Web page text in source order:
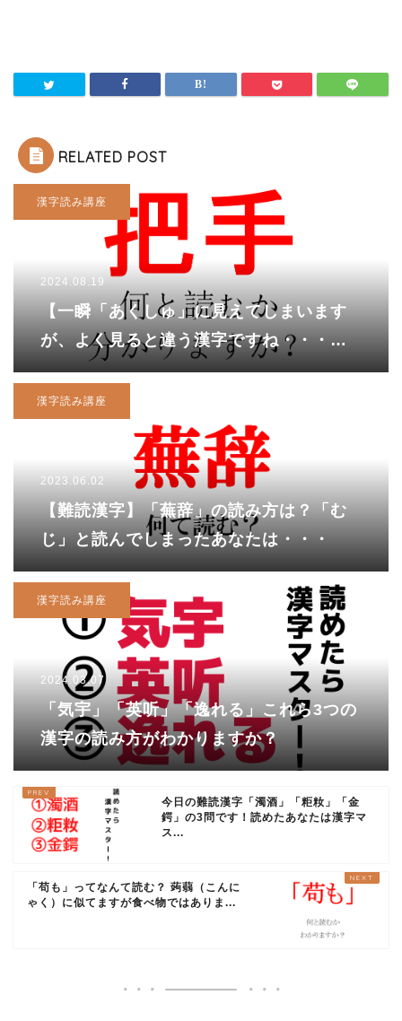
RELATED POST
漢字読み講座
2024.08.19
【一瞬「あくしゅ」に見えてしまいます
が、よく見ると違う漢字ですね・・・】
「把手」、あなたは読めますか？
漢字読み講座
2023.06.02
【難読漢字】「蕪辞」の読み方は？「む
じ」と読んでしまったあなたは・・・
漢字読み講座
2024.03.07
「気宇」「英听」「逸れる」これら3つの
漢字の読み方がわかりますか？
今日の難読漢字「濁酒」「粔籹」「金
鍔」の3問です！読めたあなたは漢字マ
ス...
「苟も」ってなんて読む？ 蒟蒻（こんに
ゃく）に似てますが食べ物ではありま...